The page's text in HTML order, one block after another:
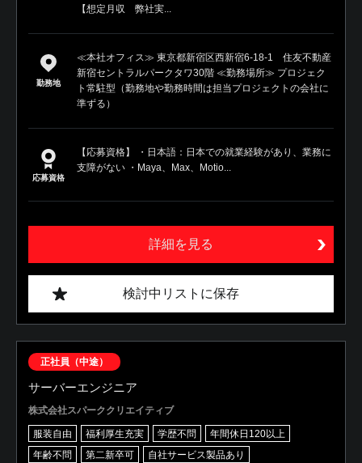
【想定月収 弊社実...
勤務地
≪本社オフィス≫ 東京都新宿区西新宿6-18-1 住友不動産
新宿セントラルパークタワ30階 ≪勤務場所≫ プロジェク
ト常駐型（勤務地や勤務時間は担当プロジェクトの会社に
準ずる）
応募資格
【応募資格】 ・日本語：日本での就業経験があり、業務に
支障がない ・Maya、Max、Motio...
詳細を見る
検討中リストに保存
正社員（中途）
サーバーエンジニア
株式会社スパーククリエイティブ
服装自由 福利厚生充実 学歴不問
年間休日120以上
年齢不問
第二新卒可
自社サービス製品あり